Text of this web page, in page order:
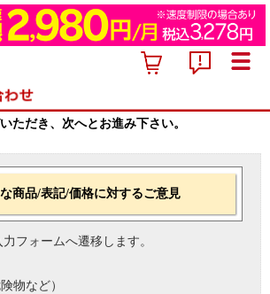
ただき、次へとお進み下さい。
商品/表記/価格に対するご意見
力フォームへ遷移します。
物など）